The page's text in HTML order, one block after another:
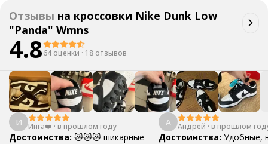
Отзывы на кроссовки Nike Dunk Low
"Panda" Wmns
4.864 оценки · 18 отзывов
И Инга❤️ · в прошлом году
Достоинства: 😻😻😻 шикарные
А Андрей · в прошлом
Достоинства: Удобные,